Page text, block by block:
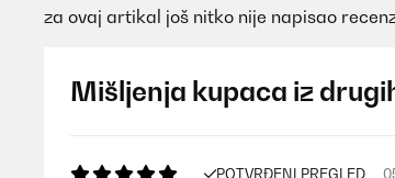
za ovaj artikal još nitko nije napisao
Mišljenja kupaca iz
POTVRĐENI PREGLED